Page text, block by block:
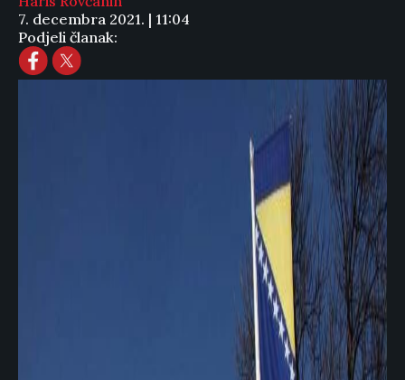
7. decembra 2021. | 11:04
Podjeli članak: